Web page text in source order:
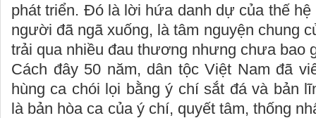
phát triển. Đó là lời hứa danh dự của thế
người đã ngã xuống, là tâm nguyện chung
trải qua nhiều đau thương nhưng chưa bao
Cách đây 50 năm, dân tộc Việt Nam đã
hùng ca chói lọi bằng ý chí sắt đá và bản
là bản hòa ca của ý chí, quyết tâm, thống